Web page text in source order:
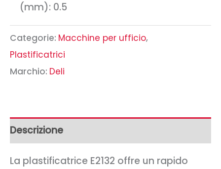
(mm): 0.5
Categorie: Macchine per ufficio,
Plastificatrici
Marchio: Deli
Descrizione
La plastificatrice E2132 offre un rapido